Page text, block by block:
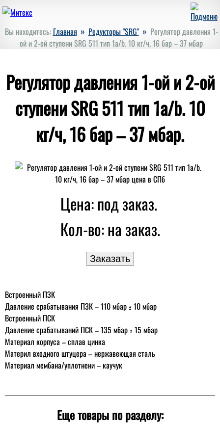
Вы находитесь: Главная » Редукторы "SRG" » Регулятор давления 1-
ой и 2-ой ступени SRG 511 тип 1a/b. 10 кг/ч, 16 бар – 37 мбар
Регулятор давления 1-ой и 2-ой
ступени SRG 511 тип 1a/b. 10
кг/ч, 16 бар – 37 мбар.
Цена: под заказ.
Кол-во:на заказ.
Встроенный ПЗК
Давление срабатывания ПЗК – 110 мбар ± 10 мбар
Встроенный ПСК
Давление срабатываний ПСК – 135 мбар ± 15 мбар
Материал корпуса – сплав цинка
Материл входного штуцера – нержавеющая сталь
Материал мембана/уплотнени – каучук
Еще товары по разделу: